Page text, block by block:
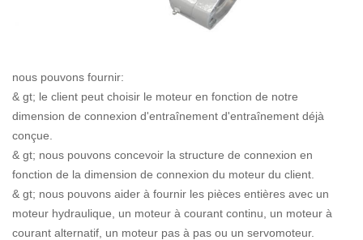
nous pouvons fournir:
& gt; le client peut choisir le moteur en fonction de notre
dimension de connexion d'entraînement d'entraînement déjà
conçue.
& gt; nous pouvons concevoir la structure de connexion en
fonction de la dimension de connexion du moteur du client.
& gt; nous pouvons aider à fournir les pièces entières avec un
moteur hydraulique, un moteur à courant continu, un moteur à
courant alternatif, un moteur pas à pas ou un servomoteur.